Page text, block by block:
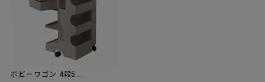
ボビーワゴン 4段5...